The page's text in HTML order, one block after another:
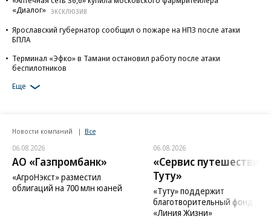
«Диалог» ЭКСКЛЮЗИВ
Ярославский губернатор сообщил о пожаре на НПЗ после атаки
БПЛА
Терминал «Эфко» в Тамани остановил работу после атаки
беспилотников
Еще
Новости компаний Все
06.08.2026
АО «Газпромбанк»
«АгроНэкст» разместил
облигаций на 700 млн юаней
06.08.2026
«Сервис путешествий
Туту»
«Туту» поддержит
благотворительный фонд
«Линия Жизни»